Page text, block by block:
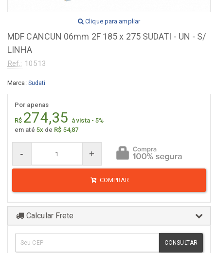
Clique para ampliar
MDF CANCUN 06mm 2F 185 x 275 SUDATI - UN - S/
LINHA
Ref.: 10513
Marca: Sudati
Por apenas
R$ 274,35 à vista - 5%
em até 5x de R$ 54,87
- +
COMPRAR
Calcular Frete
CONSULTAR